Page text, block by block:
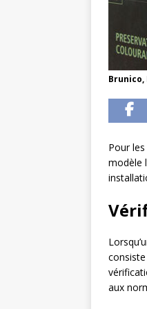
Pour
modèle
aux